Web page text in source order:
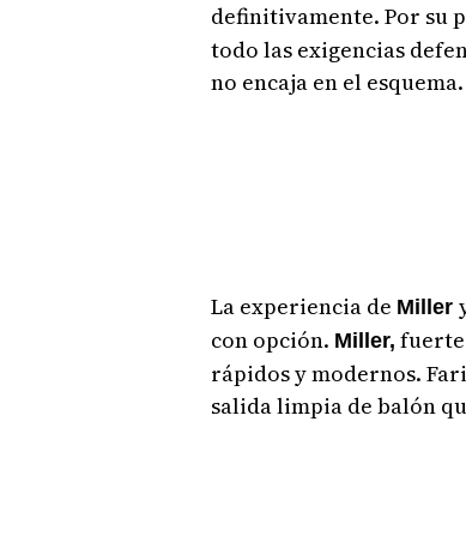
definitivamente. Por su
todo las exigencias
no encaja en el esquema.
La experiencia de Miller
con opción. Miller,
rápidos y modernos.
salida limpia de balón